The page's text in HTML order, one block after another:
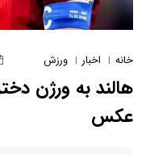
خانه | اخبار | ورزش
هالند به ورژن
عکس